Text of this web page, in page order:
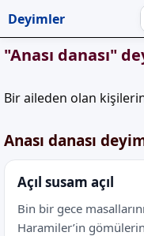
Deyimler
"Anası danası"
Bir aileden olan
Anası danası
Açıl susam açıl
Bin bir gece
Haramiler’in